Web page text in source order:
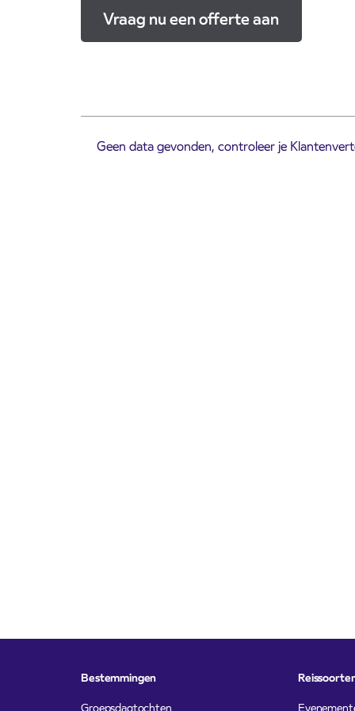
Vraag nu een offerte aan
Geen data gevonden, controleer je
Bestemmingen
Groepsdagtochten